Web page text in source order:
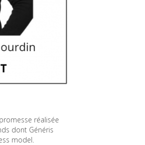
réalisée
dont Généris
model.